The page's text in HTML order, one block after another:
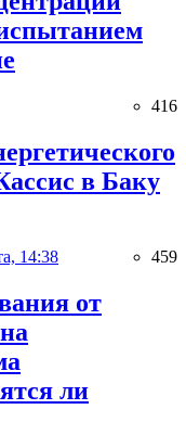
416
в Баку
14:38 459
от
ли